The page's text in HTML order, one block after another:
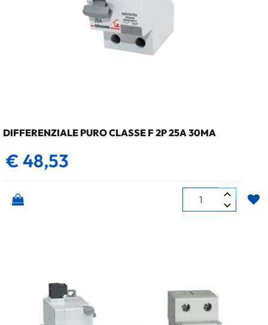
DIFFERENZIALE PURO CLASSE F 2P 25A 30MA
€ 48,53
Quantità